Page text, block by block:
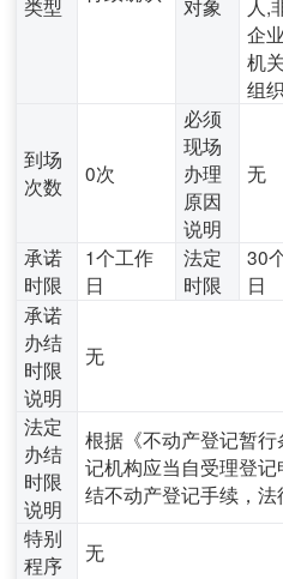
类型
对象
人,
企
机
组织
到场
次数
0次
必须
现场
办理
原因
说明
无
承诺
时限
1个工作
日
法定
时限
30
日
承诺
办结
时限
说明
无
法定
办结
时限
说明
根据《不动产登记暂
记机构应当自受理登
结不动产登记手续，法
特别
程序
无